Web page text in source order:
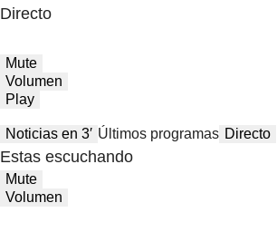
Directo
Mute
Volumen
Play
Noticias en 3′ Últimos programas Directo
Estas escuchando
Mute
Volumen